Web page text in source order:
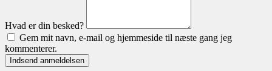
Hvad er din besked?
Gem mit navn, e-mail og hjemmeside til næste gang jeg
kommenterer.
Indsend anmeldelsen